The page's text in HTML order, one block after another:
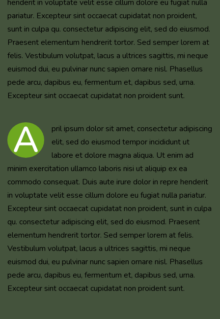
henderit in voluptate velit esse cillum dolore eu fugiat nulla
pariatur. Excepteur sint occaecat cupidatat non proident,
sunt in culpa qu. consectetur adipiscing elit, sed do eiusmod.
Praesent elementum hendrerit tortor. Sed semper lorem at
felis. Vestibulum volutpat, lacus a ultrices sagittis, mi neque
euismod dui, eu pulvinar nunc sapien ornare nisl. Phasellus
pede arcu, dapibus eu, fermentum et, dapibus sed, urna.
Excepteur sint occaecat cupidatat non proident sunt.
A
pril ipsum dolor sit amet, consectetur adipiscing
elit, sed do eiusmod tempor incididunt ut
labore et dolore magna aliqua. Ut enim ad
minim exercitation ullamco laboris nisi ut aliquip ex ea
commodo consequat. Duis aute irure dolor in repre henderit
in voluptate velit esse cillum dolore eu fugiat nulla pariatur.
Excepteur sint occaecat cupidatat non proident, sunt in culpa
qu. consectetur adipiscing elit, sed do eiusmod. Praesent
elementum hendrerit tortor. Sed semper lorem at felis.
Vestibulum volutpat, lacus a ultrices sagittis, mi neque
euismod dui, eu pulvinar nunc sapien ornare nisl. Phasellus
pede arcu, dapibus eu, fermentum et, dapibus sed, urna.
Excepteur sint occaecat cupidatat non proident sunt.